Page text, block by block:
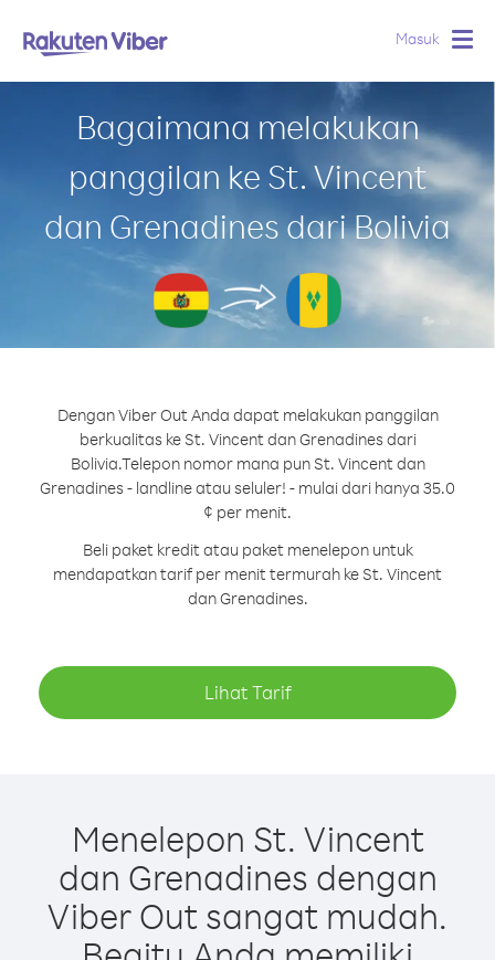
Masuk
Bagaimana melakukan
panggilan ke St. Vincent
dan Grenadines dari Bolivia
Dengan Viber Out Anda dapat melakukan panggilan
berkualitas ke St. Vincent dan Grenadines dari
Bolivia.Telepon nomor mana pun St. Vincent dan
Grenadines - landline atau seluler! - mulai dari hanya 35.0
¢ per menit.
Beli paket kredit atau paket menelepon untuk
mendapatkan tarif per menit termurah ke St. Vincent
dan Grenadines.
Lihat Tarif
Menelepon St. Vincent
dan Grenadines dengan
Viber Out sangat mudah.